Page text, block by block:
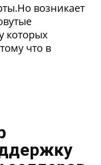
возникает
которых
что в